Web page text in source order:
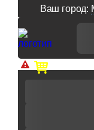
Ваш город:
Доп. скидка